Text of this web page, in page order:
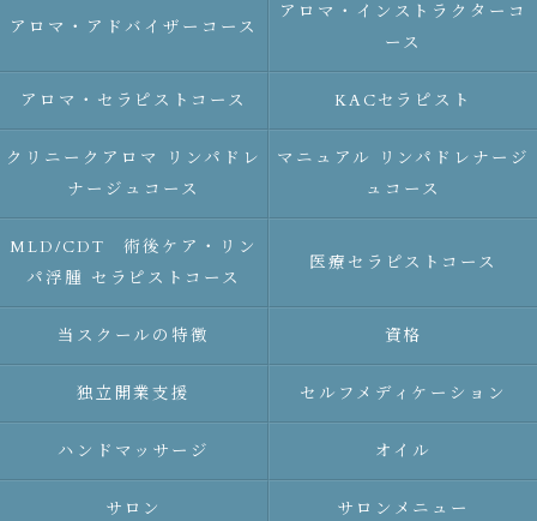
アロマ・アドバイザーコース
アロマ・インストラクターコ
ース
アロマ・セラピストコース KACセラピスト
クリニークアロマ リンパドレ
ナージュコース
マニュアル リンパドレナージ
ュコース
MLD/CDT 術後ケア・リン
パ浮腫 セラピストコース
医療セラピストコース
当スクールの特徴 資格
独立開業支援 セルフメディケーション
ハンドマッサージ オイル
サロン サロンメニュー